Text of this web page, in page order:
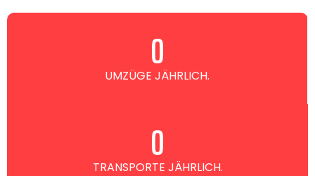
UMZÜGE JÄHRLICH.
0
TRANSPORTE JÄHRLICH.
0